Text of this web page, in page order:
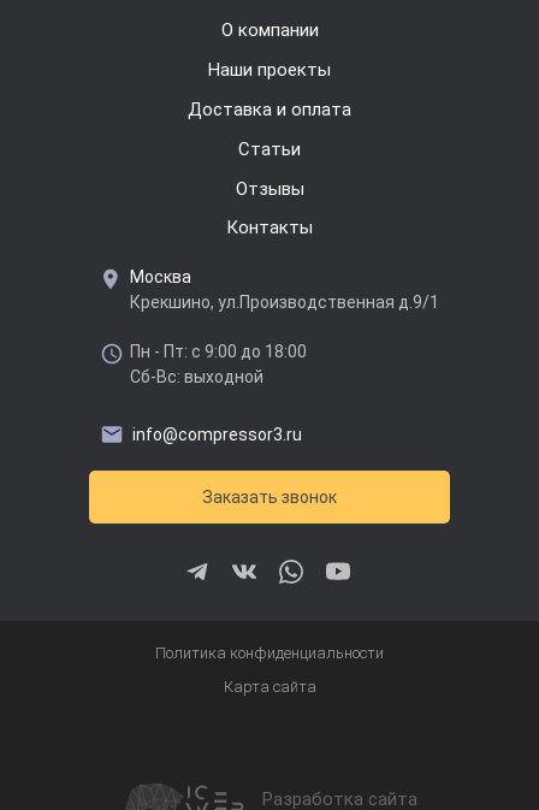
О компании
Наши проекты
Доставка и оплата
Cтатьи
Отзывы
Контакты
Москва
Крекшино, ул.Производственная д.9/1
Пн - Пт: с 9:00 до 18:00
Сб-Вс: выходной
info@compressor3.ru
Заказать звонок
Политика конфиденциальности
Карта сайта
Разработка сайта